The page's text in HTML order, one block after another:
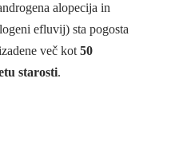
alopecija in
efluvij) sta pogosta
več kot50
starosti.